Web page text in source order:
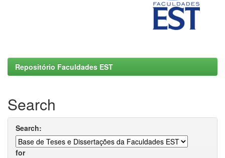
Repositório Faculdades EST
Search
Search:
for